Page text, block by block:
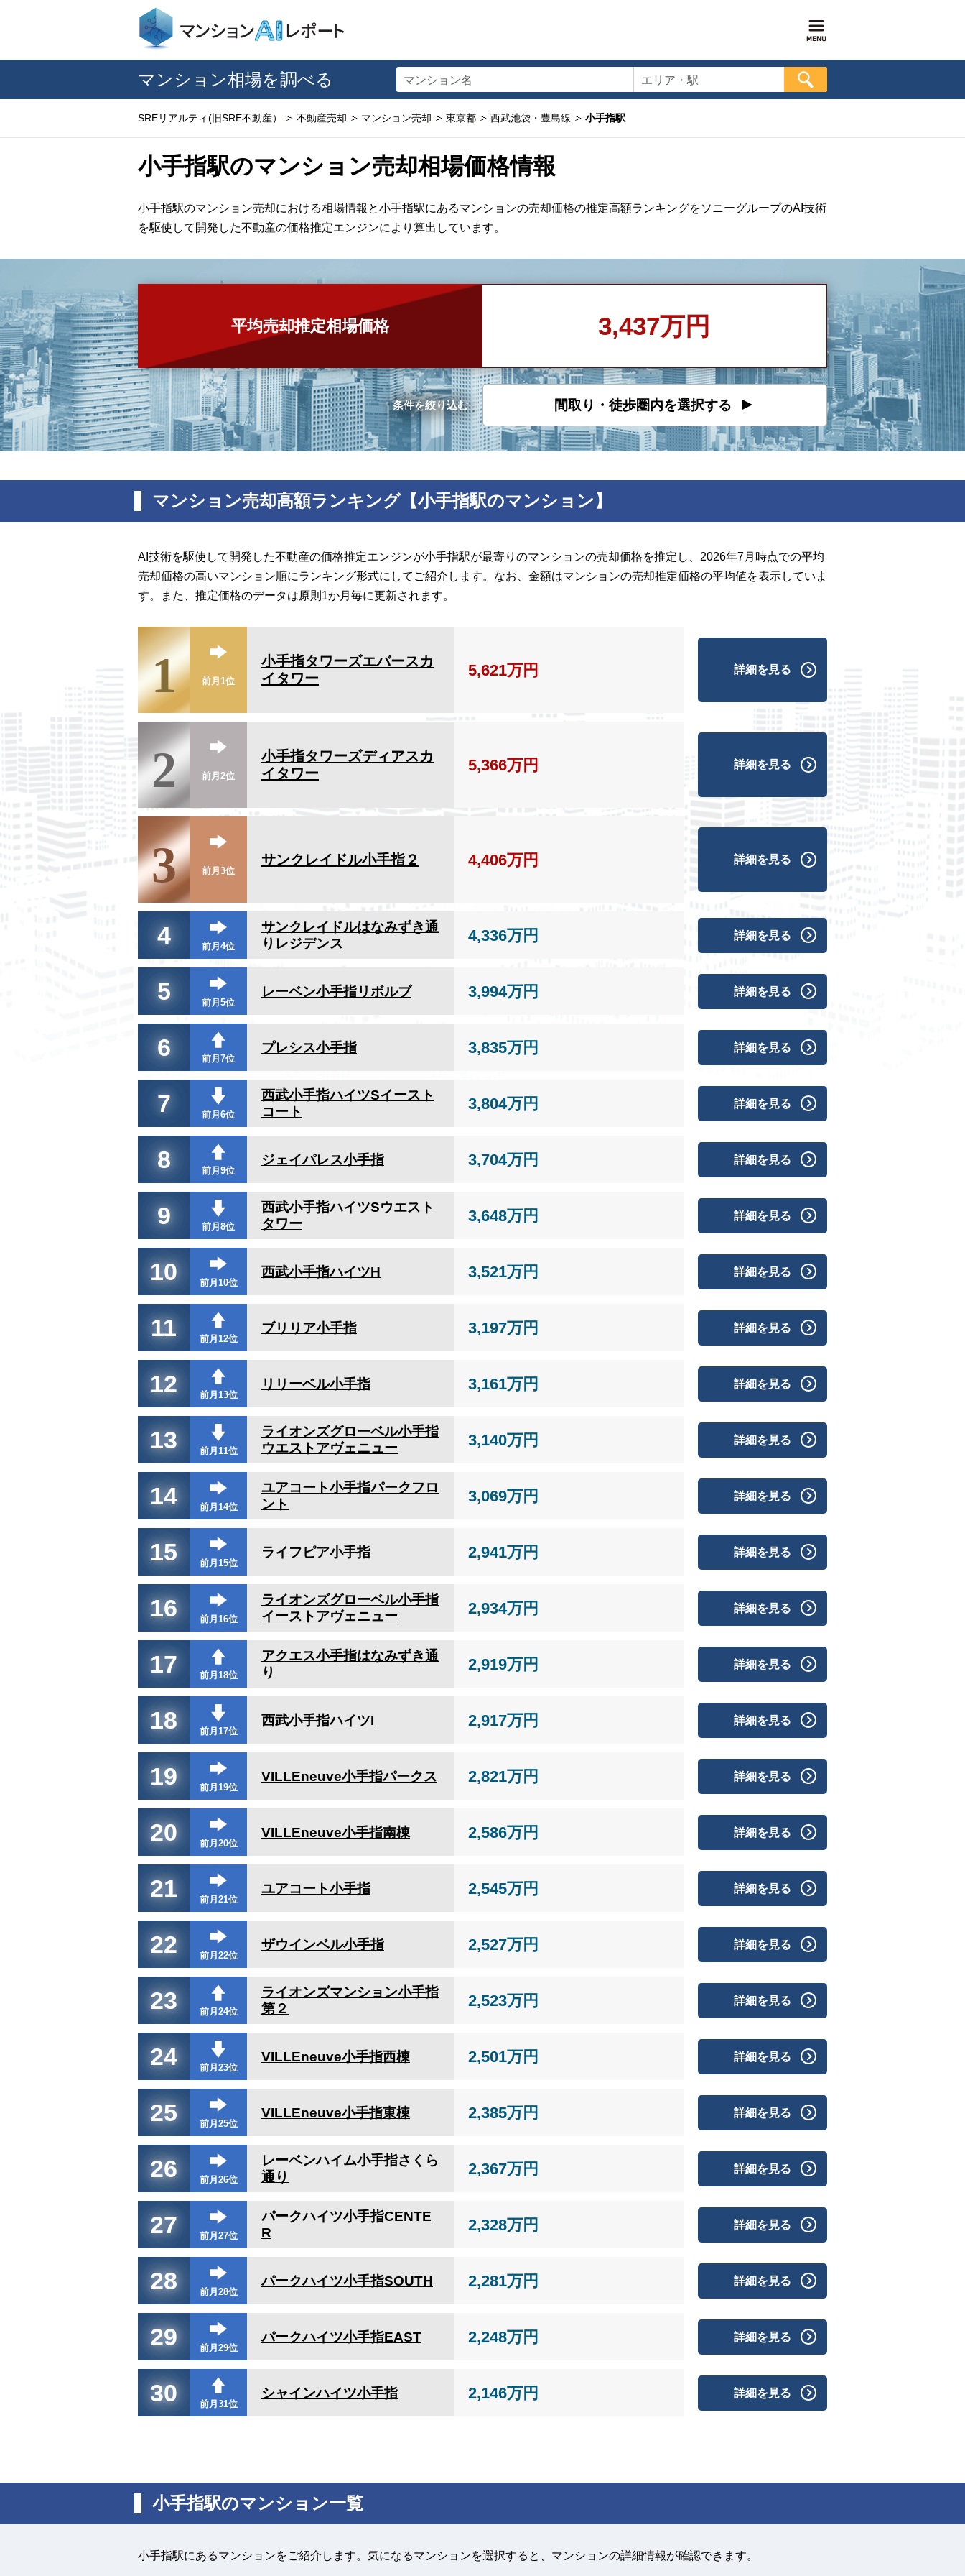
マンション相場を調べる マンション名 エリア・駅
SREリアルティ(旧SRE不動産） 不動産売却 マンション売却 東京都 西武池袋・豊島線 小手指駅
小手指駅のマンション売却相場価格情報
小手指駅のマンション売却における相場情報と小手指駅にあるマンションの売却価格の推定高額ランキングをソニーグループのAI技術
を駆使して開発した不動産の価格推定エンジンにより算出しています。
平均売却推定相場価格 3,437万円
条件を絞り込む 間取り・徒歩圏内を選択する
マンション売却高額ランキング【小手指駅のマンション】
AI技術を駆使して開発した不動産の価格推定エンジンが小手指駅が最寄りのマンションの売却価格を推定し、2026年7月時点での平均
売却価格の高いマンション順にランキング形式にしてご紹介します。なお、金額はマンションの売却推定価格の平均値を表示していま
す。また、推定価格のデータは原則1か月毎に更新されます。
1 前月1位
小手指タワーズエバースカ
イタワー
5,621万円 詳細を見る
2 前月2位
小手指タワーズディアスカ
イタワー
5,366万円 詳細を見る
3 前月3位
サンクレイドル小手指２ 4,406万円 詳細を見る
4 前月4位
サンクレイドルはなみずき通
りレジデンス
4,336万円 詳細を見る
5 前月5位
レーベン小手指リボルブ 3,994万円 詳細を見る
6 前月7位
プレシス小手指 3,835万円 詳細を見る
7 前月6位
西武小手指ハイツSイースト
コート
3,804万円 詳細を見る
8 前月9位
ジェイパレス小手指 3,704万円 詳細を見る
9 前月8位
西武小手指ハイツSウエスト
タワー
3,648万円 詳細を見る
10 前月10位
西武小手指ハイツH 3,521万円 詳細を見る
11 前月12位
ブリリア小手指 3,197万円 詳細を見る
12 前月13位
リリーベル小手指 3,161万円 詳細を見る
13 前月11位
ライオンズグローベル小手指
ウエストアヴェニュー
3,140万円 詳細を見る
14 前月14位
ユアコート小手指パークフロ
ント
3,069万円 詳細を見る
15 前月15位
ライフピア小手指 2,941万円 詳細を見る
16 前月16位
ライオンズグローベル小手指
イーストアヴェニュー
2,934万円 詳細を見る
17 前月18位
アクエス小手指はなみずき通
り
2,919万円 詳細を見る
18 前月17位
西武小手指ハイツI 2,917万円 詳細を見る
19 前月19位
VILLEneuve小手指パークス 2,821万円 詳細を見る
20 前月20位
VILLEneuve小手指南棟 2,586万円 詳細を見る
21 前月21位
ユアコート小手指 2,545万円 詳細を見る
22 前月22位
ザウインベル小手指 2,527万円 詳細を見る
23 前月24位
ライオンズマンション小手指
第２
2,523万円 詳細を見る
24 前月23位
VILLEneuve小手指西棟 2,501万円 詳細を見る
25 前月25位
VILLEneuve小手指東棟 2,385万円 詳細を見る
26 前月26位
レーベンハイム小手指さくら
通り
2,367万円 詳細を見る
27 前月27位
パークハイツ小手指CENTE
R
2,328万円 詳細を見る
28 前月28位
パークハイツ小手指SOUTH 2,281万円 詳細を見る
29 前月29位
パークハイツ小手指EAST 2,248万円 詳細を見る
30 前月31位
シャインハイツ小手指 2,146万円 詳細を見る
小手指駅のマンション一覧
小手指駅にあるマンションをご紹介します。気になるマンションを選択すると、マンションの詳細情報が確認できます。